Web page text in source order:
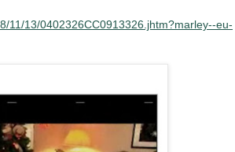
11/13/0402326CC0913326.jhtm?marley--eu-